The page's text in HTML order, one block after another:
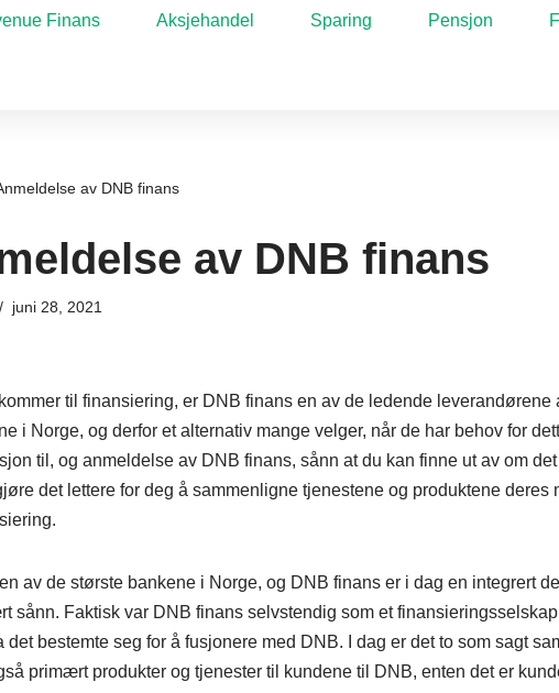
Finans Aksjehandel Sparing Pensjon
av DNB finans
av DNB finans
juni 28, 2021
til finansiering, er DNB finans en av de ledende leverandørene
i Norge, og derfor et alternativ mange velger, når de har behov for
til, og anmeldelse av DNB finans, sånn at du kan finne ut av om
det lettere for deg å sammenligne tjenestene og produktene deres
av de største bankene i Norge, og DNB finans er i dag en integrert
sånn. Faktisk var DNB finans selvstendig som et
det bestemte seg for å fusjonere med DNB. I dag er det to som sagt
primært produkter og tjenester til kundene til DNB, enten det er